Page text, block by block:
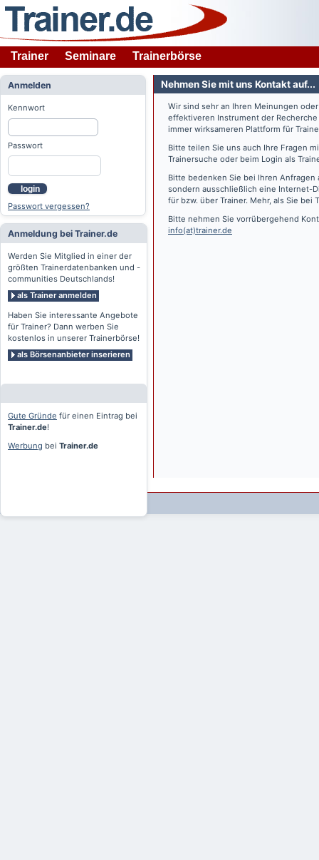
Trainer Seminare Trainerbörse
Anmelden
Kennwort
Passwort
login
Passwort vergessen?
Anmeldung bei Trainer.de
Werden Sie Mitglied in einer der
größten Trainerdatenbanken und -
communities Deutschlands!
als Trainer anmelden
Haben Sie interessante Angebote
für Trainer? Dann werben Sie
kostenlos in unserer Trainerbörse!
als Börsenanbieter inserieren
Gute Gründe für einen Eintrag bei
Trainer.de!
Werbung bei Trainer.de
Nehmen Sie mit uns Kontakt auf...
Wir sind sehr an Ihren Meinungen
effektiveren Instrument der
immer wirksameren Plattform für
Bitte teilen Sie uns auch Ihre Fragen
Trainersuche oder beim Login als
Bitte bedenken Sie bei Ihren
sondern ausschließlich eine Internet-
für bzw. über Trainer. Mehr, als Sie bei
Bitte nehmen Sie vorrübergehend
info(at)trainer.de